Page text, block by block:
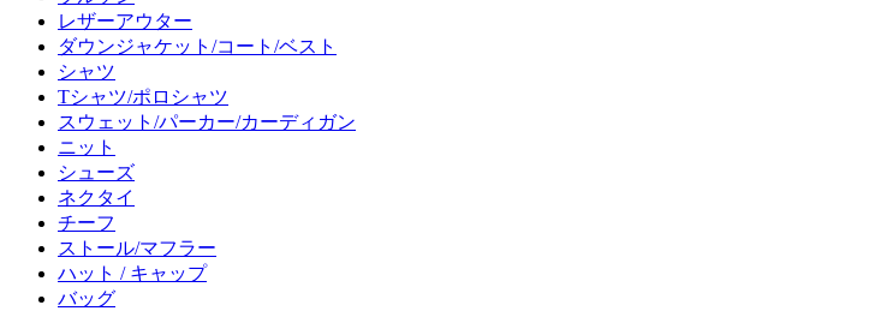
レザーアウター
ダウンジャケット/コート/ベスト
シャツ
Tシャツ/ポロシャツ
スウェット/パーカー/カーディガン
ニット
シューズ
ネクタイ
チーフ
ストール/マフラー
ハット / キャップ
バッグ